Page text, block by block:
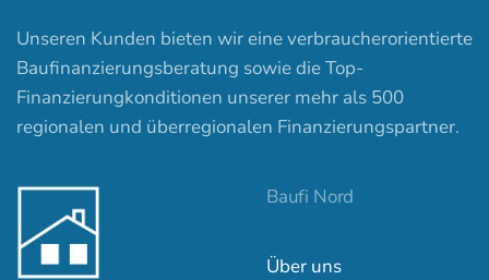
Unseren Kunden bieten wir eine verbraucherorientierte
Baufinanzierungsberatung sowie die Top-
Finanzierungkonditionen unserer mehr als 500
regionalen und überregionalen Finanzierungspartner.
Baufi Nord
Über uns